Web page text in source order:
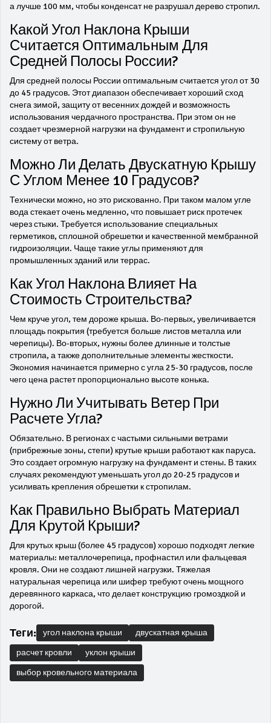
а лучше 100 мм, чтобы конденсат не разрушал дерево стропил.
Какой Угол Наклона Крыши
Считается Оптимальным Для
Средней Полосы России?
Для средней полосы России оптимальным считается угол от 30
до 45 градусов. Этот диапазон обеспечивает хороший сход
снега зимой, защиту от весенних дождей и возможность
использования чердачного пространства. При этом он не
создает чрезмерной нагрузки на фундамент и стропильную
систему от ветра.
Можно Ли Делать Двускатную Крышу
С Углом Менее 10 Градусов?
Технически можно, но это рискованно. При таком малом угле
вода стекает очень медленно, что повышает риск протечек
через стыки. Требуется использование специальных
герметиков, сплошной обрешетки и качественной мембранной
гидроизоляции. Чаще такие углы применяют для
промышленных зданий или террас.
Как Угол Наклона Влияет На
Стоимость Строительства?
Чем круче угол, тем дороже крыша. Во-первых, увеличивается
площадь покрытия (требуется больше листов металла или
черепицы). Во-вторых, нужны более длинные и толстые
стропила, а также дополнительные элементы жесткости.
Экономия начинается примерно с угла 25-30 градусов, после
чего цена растет пропорционально высоте конька.
Нужно Ли Учитывать Ветер При
Расчете Угла?
Обязательно. В регионах с частыми сильными ветрами
(прибрежные зоны, степи) крутые крыши работают как паруса.
Это создает огромную нагрузку на фундамент и стены. В таких
случаях рекомендуют уменьшать угол до 20-25 градусов и
усиливать крепления обрешетки к стропилам.
Как Правильно Выбрать Материал
Для Крутой Крыши?
Для крутых крыш (более 45 градусов) хорошо подходят легкие
материалы: металлочерепица, профнастил или фальцевая
кровля. Они не создают лишней нагрузки. Тяжелая
натуральная черепица или шифер требуют очень мощного
деревянного каркаса, что делает конструкцию громоздкой и
дорогой.
Теги: угол наклона крыши
двускатная крыша
расчет кровли
уклон крыши
выбор кровельного материала